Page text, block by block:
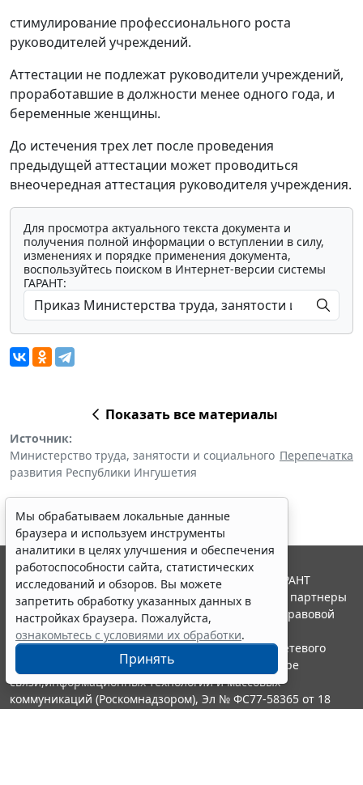
стимулирование профессионального роста
руководителей учреждений.
Аттестации не подлежат руководители учреждений,
проработавшие в должности менее одного года, и
беременные женщины.
До истечения трех лет после проведения
предыдущей аттестации может проводиться
внеочередная аттестация руководителя учреждения.
Для просмотра актуального текста документа и
получения полной информации о вступлении в силу,
изменениях и порядке применения документа,
воспользуйтесь поиском в Интернет-версии системы
ГАРАНТ:
Показать все материалы
Источник:
Министерство труда, занятости и социального
развития Республики Ингушетия
Перепечатка
Мы обрабатываем локальные данные
браузера и используем инструменты
аналитики в целях улучшения и обеспечения
работоспособности сайта, статистических
исследований и обзоров. Вы можете
запретить обработку указанных данных в
настройках браузера. Пожалуйста,
ознакомьтесь с условиями их обработки.
Принять
© ООО "НПП "ГАРАНТ-СЕРВИС", 2026. Система ГАРАНТ
выпускается с 1990 года. Компания "Гарант" и ее партнеры
являются участниками Российской ассоциации правовой
информации ГАРАНТ.
Портал ГАРАНТ.РУ зарегистрирован в качестве сетевого
издания Федеральной службой по надзору в сфере
связи,информационных технологий и массовых
коммуникаций (Роскомнадзором), Эл № ФС77-58365 от 18